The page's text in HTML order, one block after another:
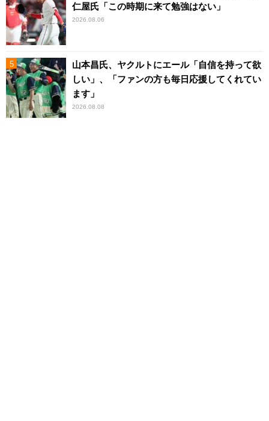
仁屋氏「この時期に来て勉強はない」
2026.08.06
山本昌氏、ヤクルトにエール「自信を持って欲
しい」、「ファンの方も毎日応援してくれてい
ます」
2026.08.08